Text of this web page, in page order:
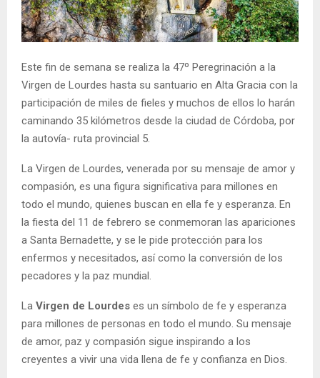
Este fin de semana se realiza la 47º Peregrinación a la
Virgen de Lourdes hasta su santuario en Alta Gracia con la
participación de miles de fieles y muchos de ellos lo harán
caminando 35 kilómetros desde la ciudad de Córdoba, por
la autovía- ruta provincial 5.
La Virgen de Lourdes, venerada por su mensaje de amor y
compasión, es una figura significativa para millones en
todo el mundo, quienes buscan en ella fe y esperanza. En
la fiesta del 11 de febrero se conmemoran las apariciones
a Santa Bernadette, y se le pide protección para los
enfermos y necesitados, así como la conversión de los
pecadores y la paz mundial.
La Virgen de Lourdes es un símbolo de fe y esperanza
para millones de personas en todo el mundo. Su mensaje
de amor, paz y compasión sigue inspirando a los
creyentes a vivir una vida llena de fe y confianza en Dios.